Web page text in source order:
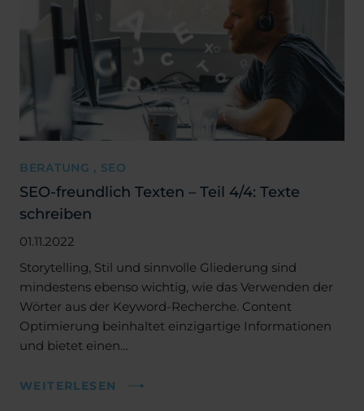
BERATUNG , SEO
SEO-freundlich Texten – Teil 4/4: Texte
schreiben
01.11.2022
Storytelling, Stil und sinnvolle Gliederung sind
mindestens ebenso wichtig, wie das Verwenden der
Wörter aus der Keyword-Recherche. Content
Optimierung beinhaltet einzigartige Informationen
und bietet einen…
WEITERLESEN